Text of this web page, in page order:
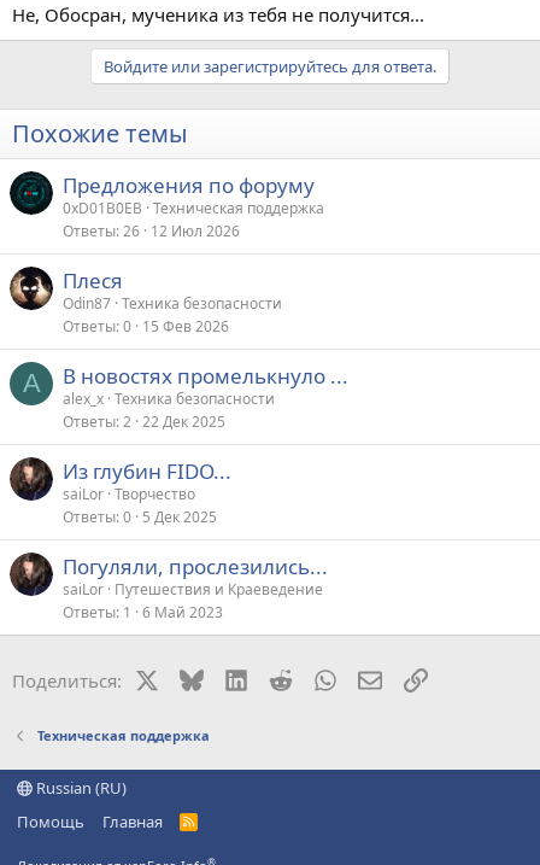
Не, Обосран, мученика из тебя не получится...
Войдите или зарегистрируйтесь для ответа.
Похожие темы
Предложения по форуму
0xD01B0EB Техническая поддержка
Ответы 26 12 Июл 2026
Плеся
Odin87 Техника безопасности
Ответы 0 15 Фев 2026
A В новостях промелькнуло ...
alex_x Техника безопасности
Ответы 2 22 Дек 2025
Из глубин FIDO...
saiLor Творчество
Ответы 0 5 Дек 2025
Погуляли, прослезились...
saiLor Путешествия и Краеведение
Ответы 1 6 Май 2023
Поделиться: BlueskyLinkedIn
RedditWhatsAppЭлектронная
Ссылка
Техническая поддержка
Russian (RU)
Помощь
Главная
R
®